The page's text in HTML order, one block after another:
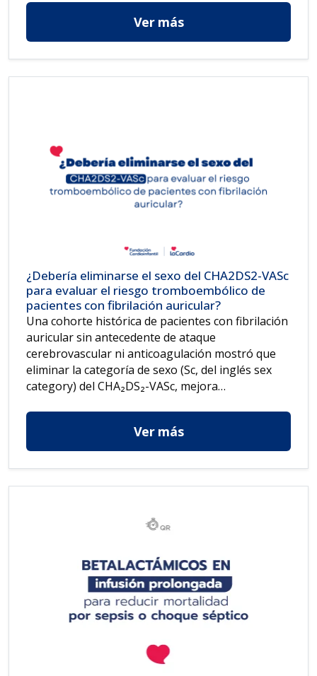
Ver más
¿Debería eliminarse el sexo del CHA2DS2-VASc
para evaluar el riesgo tromboembólico de
pacientes con fibrilación auricular?
Una cohorte histórica de pacientes con fibrilación
auricular sin antecedente de ataque
cerebrovascular ni anticoagulación mostró que
eliminar la categoría de sexo (Sc, del inglés sex
category) del CHA₂DS₂-VASc, mejora…
Ver más